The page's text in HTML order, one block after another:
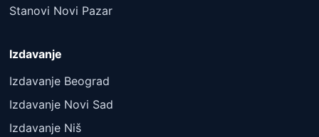
Stanovi Novi Pazar
Izdavanje
Izdavanje Beograd
Izdavanje Novi Sad
Izdavanje Niš